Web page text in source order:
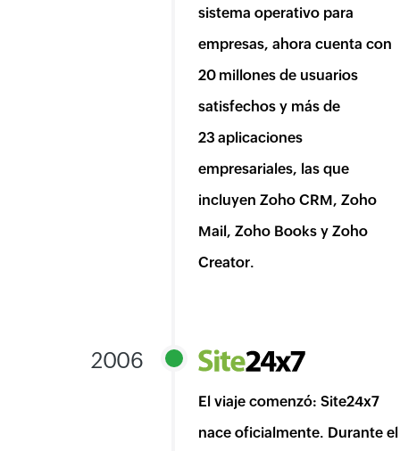
sistema operativo para
empresas, ahora cuenta con
20 millones de usuarios
satisfechos y más de
23 aplicaciones
empresariales, las que
incluyen Zoho CRM, Zoho
Mail, Zoho Books y Zoho
Creator.
2006
El viaje comenzó: Site24x7
nace oficialmente. Durante el